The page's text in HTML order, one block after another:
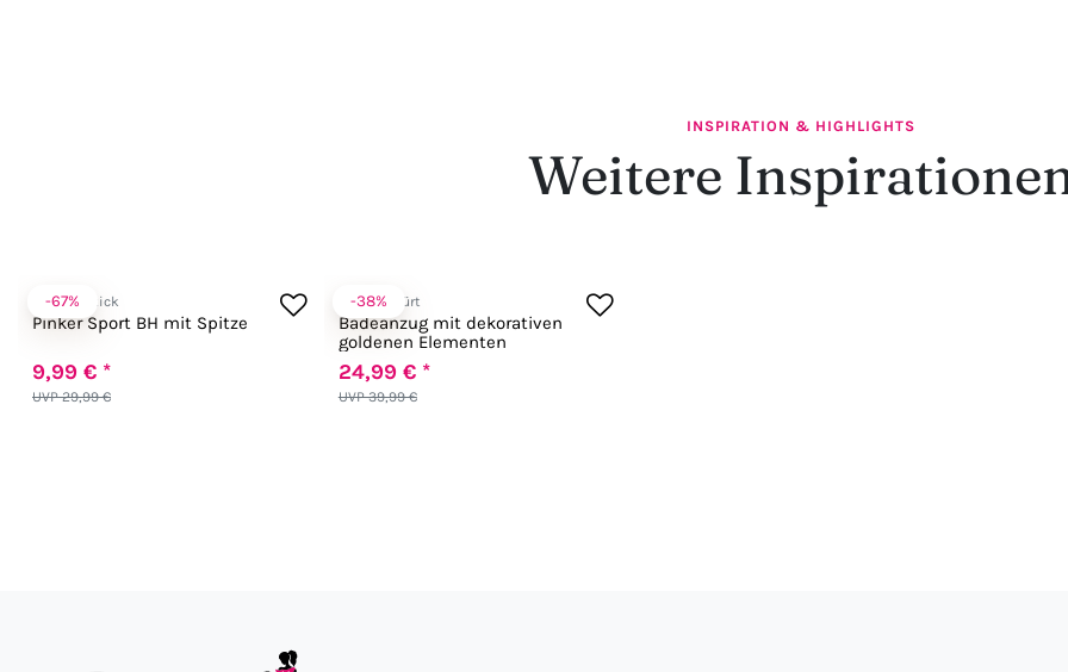
INSPIRATION & HIGHLIGHTS
Weitere
-67%
Pink Lipstick
Pinker Sport BH mit Spitze
UVP 29,99 €
9,99 € *
-38%
Zugeschnürt
Badeanzug mit dekorativen
goldenen Elementen
UVP 39,99 €
24,99 € *